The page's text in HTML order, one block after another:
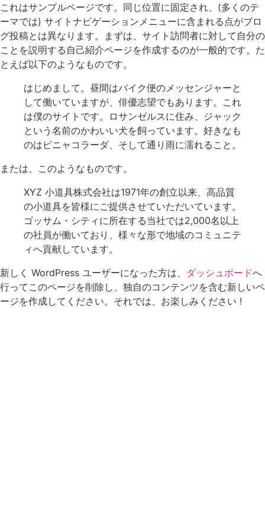
これはサンプルページです。同じ位置に固定され、(多くのテ
ーマでは) サイトナビゲーションメニューに含まれる点がブロ
グ投稿とは異なります。まずは、サイト訪問者に対して自分の
ことを説明する自己紹介ページを作成するのが一般的です。た
とえば以下のようなものです。
はじめまして。昼間はバイク便のメッセンジャーと
して働いていますが、俳優志望でもあります。これ
は僕のサイトです。ロサンゼルスに住み、ジャック
という名前のかわいい犬を飼っています。好きなも
のはピニャコラーダ、そして通り雨に濡れること。
または、このようなものです。
XYZ 小道具株式会社は1971年の創立以来、高品質
の小道具を皆様にご提供させていただいています。
ゴッサム・シティに所在する当社では2,000名以上
の社員が働いており、様々な形で地域のコミュニテ
ィへ貢献しています。
新しく WordPress ユーザーになった方は、 ダッシュボードへ
行ってこのページを削除し、独自のコンテンツを含む新しいペ
ージを作成してください。それでは、お楽しみください !